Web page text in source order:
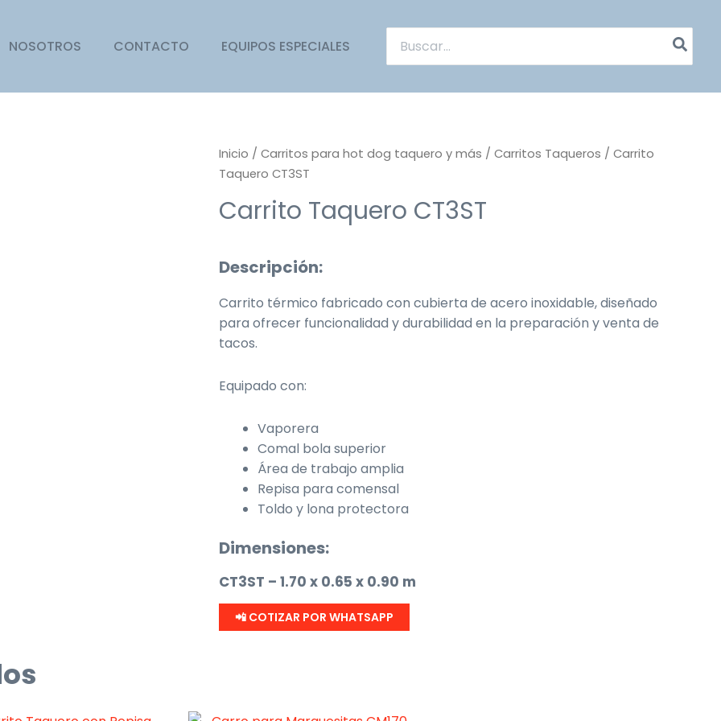
NOSOTROS CONTACTO EQUIPOS ESPECIALES
Buscar
Inicio / Carritos para hot dog taquero y más / Carritos Taqueros / Carrito
Taquero CT3ST
Carrito Taquero CT3ST
Descripción:
Carrito térmico fabricado con cubierta de acero inoxidable, diseñado
para ofrecer funcionalidad y durabilidad en la preparación y venta de
tacos.
Equipado con:
Vaporera
Comal bola superior
Área de trabajo amplia
Repisa para comensal
Toldo y lona protectora
Dimensiones:
CT3ST – 1.70 x 0.65 x 0.90 m
📲 COTIZAR POR WHATSAPP